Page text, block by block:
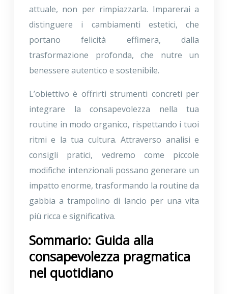
attuale, non per rimpiazzarla. Imparerai a
distinguere i cambiamenti estetici, che
portano felicità effimera, dalla
trasformazione profonda, che nutre un
benessere autentico e sostenibile.
L’obiettivo è offrirti strumenti concreti per
integrare la consapevolezza nella tua
routine in modo organico, rispettando i tuoi
ritmi e la tua cultura. Attraverso analisi e
consigli pratici, vedremo come piccole
modifiche intenzionali possano generare un
impatto enorme, trasformando la routine da
gabbia a trampolino di lancio per una vita
più ricca e significativa.
Sommario: Guida alla
consapevolezza pragmatica
nel quotidiano